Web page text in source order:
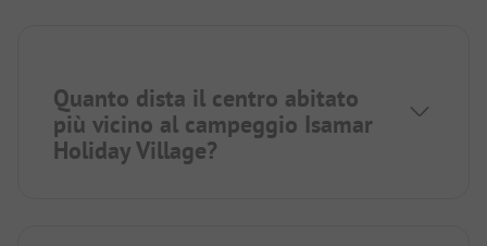
Quanto dista il centro abitato
più vicino al campeggio Isamar
Holiday Village?